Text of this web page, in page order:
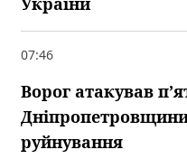
07:46
Ворог атакував
руйнування